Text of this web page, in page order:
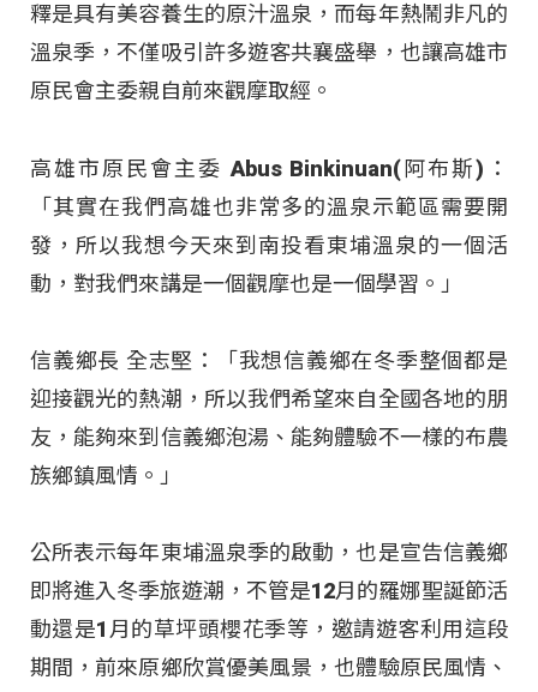
釋是具有美容養生的原汁溫泉，而每年熱鬧非凡的
溫泉季，不僅吸引許多遊客共襄盛舉，也讓高雄市
原民會主委親自前來觀摩取經。
高雄市原民會主委 Abus Binkinuan(阿布斯)：
「其實在我們高雄也非常多的溫泉示範區需要開
發，所以我想今天來到南投看東埔溫泉的一個活
動，對我們來講是一個觀摩也是一個學習。」
信義鄉長 全志堅：「我想信義鄉在冬季整個都是
迎接觀光的熱潮，所以我們希望來自全國各地的朋
友，能夠來到信義鄉泡湯、能夠體驗不一樣的布農
族鄉鎮風情。」
公所表示每年東埔溫泉季的啟動，也是宣告信義鄉
即將進入冬季旅遊潮，不管是12月的羅娜聖誕節活
動還是1月的草坪頭櫻花季等，邀請遊客利用這段
期間，前來原鄉欣賞優美風景，也體驗原民風情、